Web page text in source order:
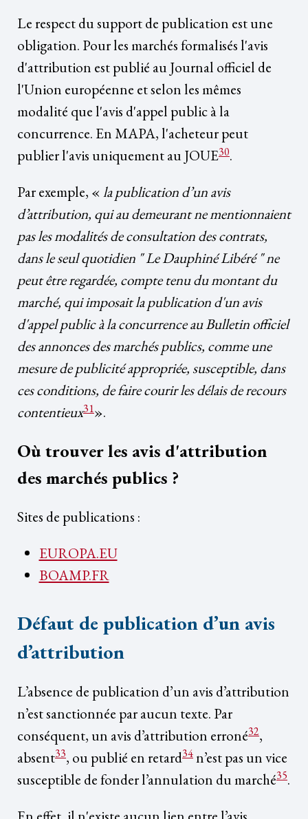
Le respect du support de publication est une
obligation. Pour les marchés formalisés l'avis
d'attribution est publié au Journal officiel de
l'Union européenne et selon les mêmes
modalité que l'avis d'appel public à la
concurrence. En MAPA, l'acheteur peut
publier l'avis uniquement au JOUE30.
Par exemple, «la publication d’un avis
d’attribution, qui au demeurant ne mentionnaient
pas les modalités de consultation des contrats,
dans le seul quotidien " Le Dauphiné Libéré " ne
peut être regardée, compte tenu du montant du
marché, qui imposait la publication d'un avis
d'appel public à la concurrence au Bulletin officiel
des annonces des marchés publics, comme une
mesure de publicité appropriée, susceptible, dans
ces conditions, de faire courir les délais de recours
contentieux31».
Où trouver les avis d'attribution
des marchés publics ?
Sites de publications :
EUROPA.EU
BOAMP.FR
Défaut de publication d’un avis
d’attribution
L’absence de publication d’un avis d’attribution
n’est sanctionnée par aucun texte. Par
conséquent, un avis d’attribution erroné32,
absent33, ou publié en retard34n’est pas un vice
susceptible de fonder l’annulation du marché35.